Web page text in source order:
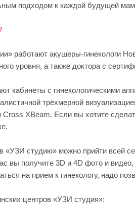
подходом к каждой будущей
работают акушеры-гинекологи
уровня, а также доктора с
кабинеты с гинекологическими
трёхмерной
Cross XBeam. Если вы хотите
«УЗИ студию» можно прийти всей
вы получите 3D и 4D фото и
на прием к гинекологу, надо
центров «УЗИ студия»: